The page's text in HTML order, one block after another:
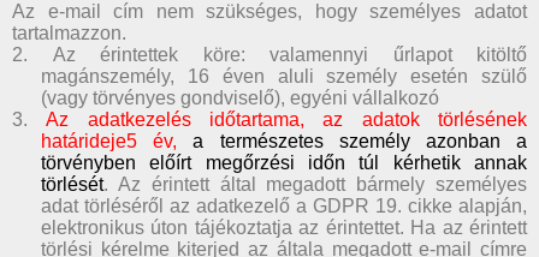
Az e-mail cím nem szükséges, hogy személyes adatot
tartalmazzon.
2. Az érintettek köre: valamennyi űrlapot kitöltő
magánszemély, 16 éven aluli személy esetén szülő
(vagy törvényes gondviselő), egyéni vállalkozó
3.Az adatkezelés időtartama, az adatok törlésének
határideje5 év,a természetes személy azonban a
törvényben előírt megőrzési időn túl kérhetik annak
törlését. Az érintett által megadott bármely személyes
adat törléséről az adatkezelő a GDPR 19. cikke alapján,
elektronikus úton tájékoztatja az érintettet. Ha az érintett
törlési kérelme kiterjed az általa megadott e-mail címre